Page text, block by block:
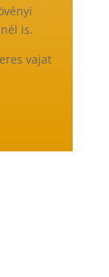
is.
vajat